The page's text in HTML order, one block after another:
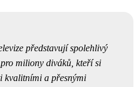
představují spolehlivý
miliony diváků, kteří si
kvalitními a přesnými